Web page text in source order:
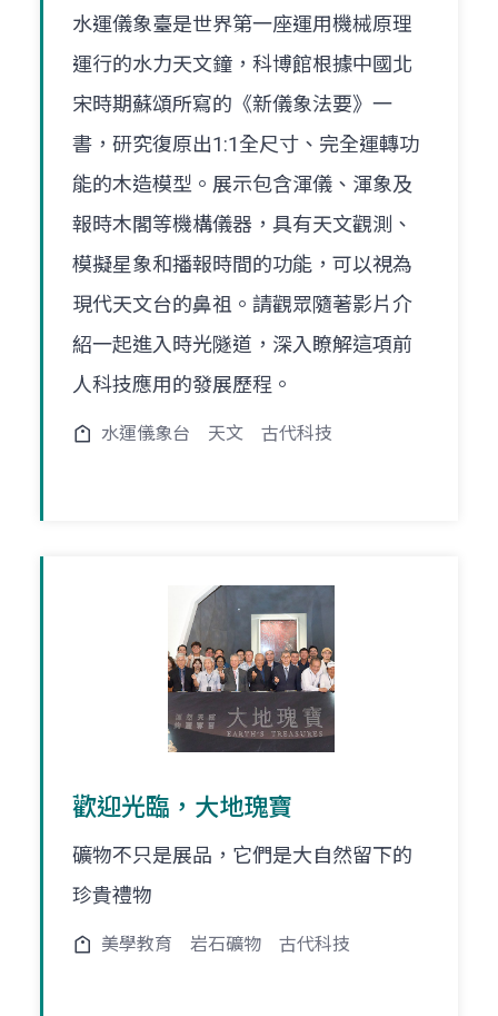
水運儀象臺是世界第一座運用機械原理
運行的水力天文鐘，科博館根據中國北
宋時期蘇頌所寫的《新儀象法要》一
書，研究復原出1:1全尺寸、完全運轉功
能的木造模型。展示包含渾儀、渾象及
報時木閣等機構儀器，具有天文觀測、
模擬星象和播報時間的功能，可以視為
現代天文台的鼻祖。請觀眾隨著影片介
紹一起進入時光隧道，深入瞭解這項前
人科技應用的發展歷程。
水運儀象台 天文 古代科技
歡迎光臨，大地瑰寶
礦物不只是展品，它們是大自然留下的
珍貴禮物
美學教育 岩石礦物 古代科技